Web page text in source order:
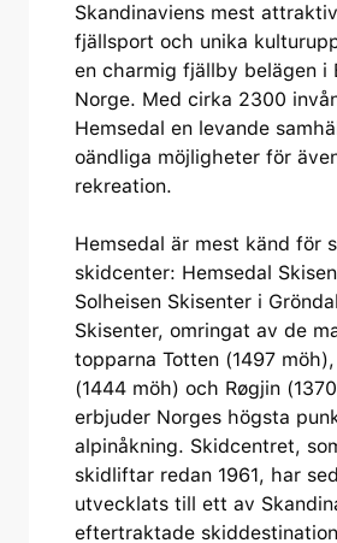
Skandinaviens mest
fjällsport och unika
en charmig fjällby belägen i
Norge. Med cirka 2300
Hemsedal en levande
oändliga möjligheter för
rekreation.
Hemsedal är mest känd för
skidcenter: Hemsedal
Solheisen Skisenter i
Skisenter, omringat av de
topparna Totten (1497
(1444 möh) och Røgjin
erbjuder Norges högsta
alpinåkning. Skidcentret,
skidliftar redan 1961, har
utvecklats till ett av
eftertraktade